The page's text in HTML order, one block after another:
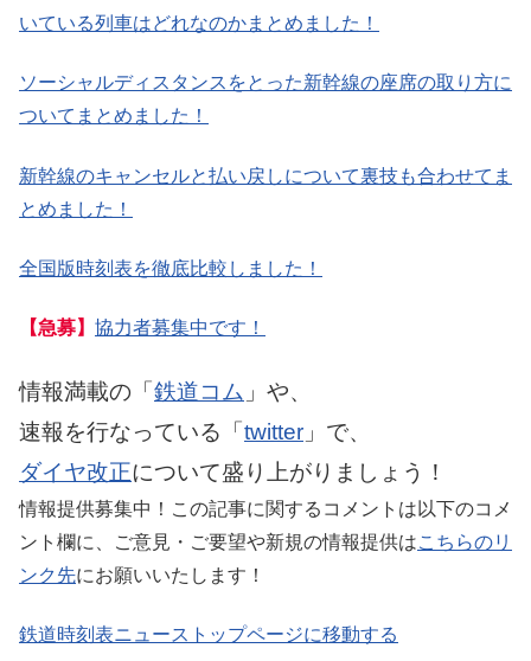
いている列車はどれなのかまとめました！
ソーシャルディスタンスをとった新幹線の座席の取り方に
ついてまとめました！
新幹線のキャンセルと払い戻しについて裏技も合わせてま
とめました！
全国版時刻表を徹底比較しました！
【急募】 協力者募集中です！
情報満載の「鉄道コム 」や、
速報を行なっている「twitter 」で、
ダイヤ改正について盛り上がりましょう！
情報提供募集中！この記事に関するコメントは以下のコメ
ント欄に、ご意見・ご要望や新規の情報提供はこちらのリ
ンク先にお願いいたします！
鉄道時刻表ニューストップページに移動する